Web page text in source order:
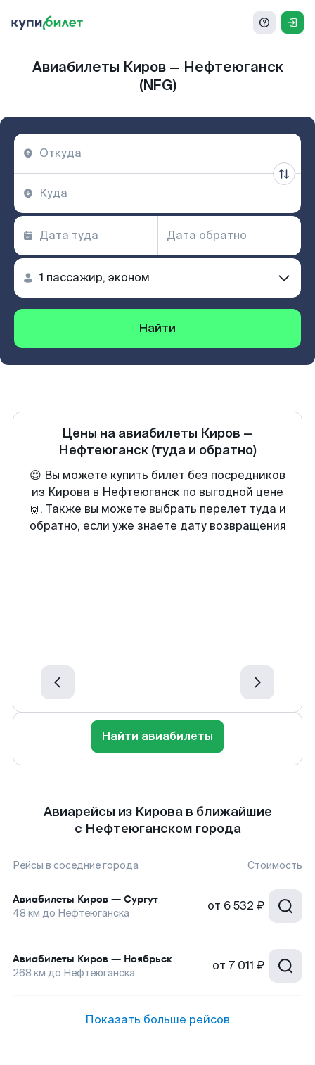
Авиабилеты Киров — Нефтеюганск
(NFG)
Найти
Цены на авиабилеты Киров —
Нефтеюганск (туда и обратно)
😍 Вы можете купить билет без посредников
из Кирова в Нефтеюганск по выгодной цене
🙌. Также вы можете выбрать перелет туда и
обратно, если уже знаете дату возвращения
Найти авиабилеты
Авиарейсы из Кирова в ближайшие
с Нефтеюганском города
Рейсы в соседние города Стоимость
Авиабилеты Киров — Сургут
48 км до Нефтеюганска от 6 532 ₽
Авиабилеты Киров — Ноябрьск
268 км до Нефтеюганска от 7 011 ₽
Показать больше рейсов